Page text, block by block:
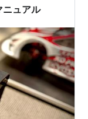
ョップ…
ュアル